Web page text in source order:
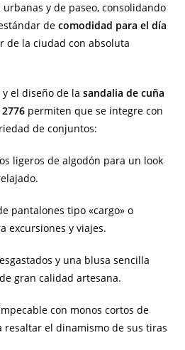
y de paseo, consolidando
decomodidad para el día
de la ciudad con absoluta
y el diseño de lasandalia de cuña
permiten que se integre con
de conjuntos:
ligeros de algodón para un look
pantalones tipo «cargo» o
excursiones y viajes.
y una blusa sencilla
gran calidad artesana.
con monos cortos de
el dinamismo de sus tiras